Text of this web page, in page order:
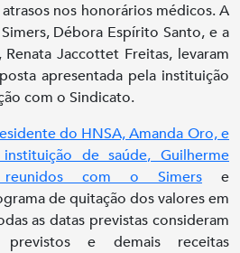
nos honorários médicos. A
Débora Espírito Santo, e a
Jaccottet Freitas, levaram
apresentada pela instituição
com o Sindicato.
do HNSA, Amanda Oro, e
de saúde, Guilherme
reunidos com o Simers e
de quitação dos valores em
as datas previstas consideram
previstos e demais receitas